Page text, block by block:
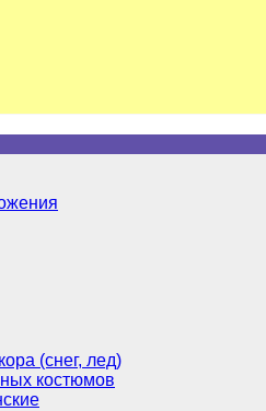
(снег, лед)
костюмов